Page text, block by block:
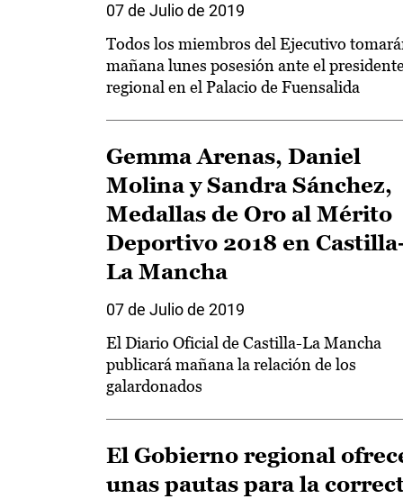
07 de Julio de 2019
Todos los miembros del Ejecutivo
mañana lunes posesión ante el
regional en el Palacio de Fuensalida
Gemma Arenas, Daniel
Molina y Sandra Sánchez,
Medallas de Oro al Mérito
Deportivo 2018 en
La Mancha
07 de Julio de 2019
El Diario Oficial de Castilla-La Mancha
publicará mañana la relación de los
galardonados
El Gobierno regional
unas pautas para la